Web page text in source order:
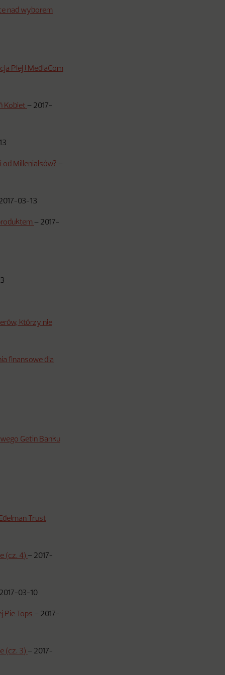
nad wyborem
Plej i MediaCom
Kobiet – 2017-
od Millenialsów? –
03-13
– 2017-
którzy nie
finansowe dla
Getin Banku
Trust
(cz. 4) – 2017-
2017-03-10
Pie Tops – 2017-
(cz. 3) – 2017-